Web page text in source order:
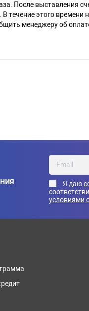
После выставления
В течение этого времени
менеджеру об
Я даю
условиями